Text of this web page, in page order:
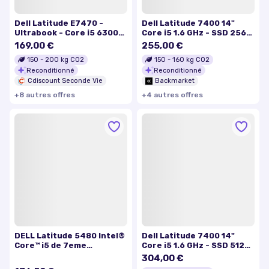
Dell Latitude E7470 -
Ultrabook - Core i5 6300U
- 2.4 GHz - Win 10 Pro 64
bits - 8 Go RAM - 128 Go
SSD
169,00 €
150 - 200 kg CO2
Reconditionné
Cdiscount Seconde Vie
+8 autres offres
Dell Latitude 7400 14"
Core i5 1.6 GHz - SSD 256
Go - 8 Go QWERTY -
Espagnol
255,00 €
150 - 160 kg CO2
Reconditionné
Backmarket
+4 autres offres
DELL Latitude 5480 Intel®
Core™ i5 de 7eme
Dell Latitude 7400 14"
Core i5 1.6 GHz - SSD 512
Go - 8 Go QWERTY - Italien
304,00 €